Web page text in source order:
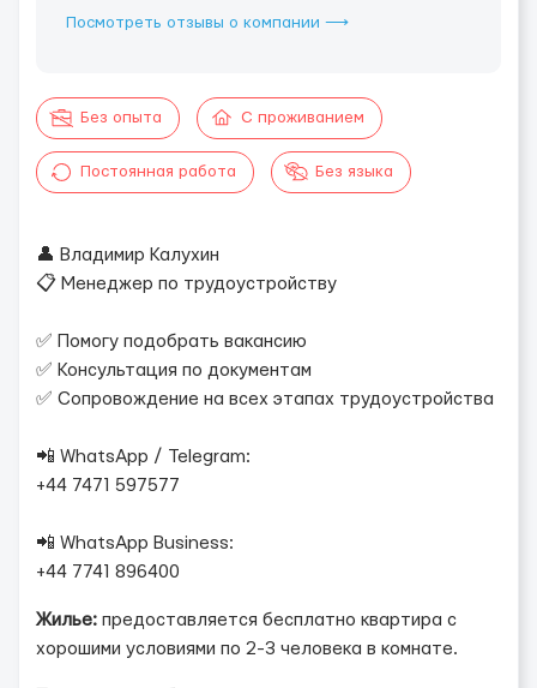
Посмотреть отзывы о компании ⟶
Без опыта С проживанием
Постоянная работа Без языка
👤 Владимир Калухин
📋 Менеджер по трудоустройству
✅ Помогу подобрать вакансию
✅ Консультация по документам
✅ Сопровождение на всех этапах трудоустройства
📲 WhatsApp / Telegram:
+44 7471 597577
📲 WhatsApp Business:
+44 7741 896400
Жилье: предоставляется бесплатно квартира с
хорошими условиями по 2-3 человека в комнате.